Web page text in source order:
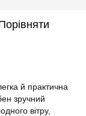
й практична
зручний
вітру,